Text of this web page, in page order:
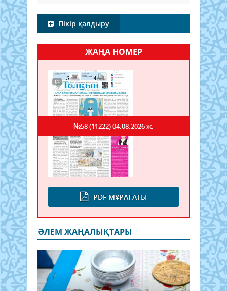
Пікір қалдыру
ЖАҢА НОМЕР
PDF МҰРАҒАТЫ
№58 (11222)04.08.2026 ж.
ӘЛЕМ ЖАҢАЛЫҚТАРЫ